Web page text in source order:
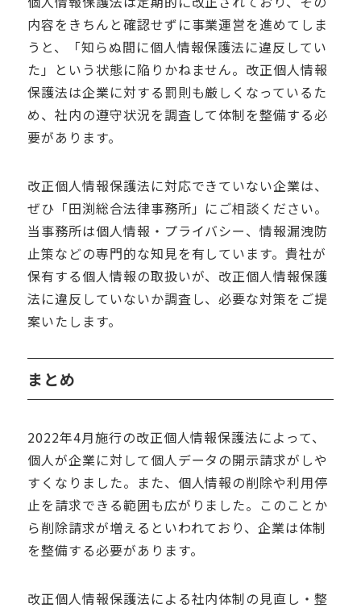
内容をきちんと確認せずに事業運営を進めてしま
うと、「知らぬ間に個人情報保護法に違反してい
た」という状態に陥りかねません。改正個人情報
保護法は企業に対する罰則も厳しくなっているた
め、社内の遵守状況を調査して体制を整備する必
要があります。
改正個人情報保護法に対応できていない企業は、
ぜひ「田渕総合法律事務所」にご相談ください。
当事務所は個人情報・プライバシー、情報漏洩防
止策などの専門的な知見を有しています。貴社が
保有する個人情報の取扱いが、改正個人情報保護
法に違反していないか調査し、必要な対策をご提
案いたします。
まとめ
2022年4月施行の改正個人情報保護法によって、
個人が企業に対して個人データの開示請求がしや
すくなりました。また、個人情報の削除や利用停
止を請求できる範囲も広がりました。このことか
ら削除請求が増えるといわれており、企業は体制
を整備する必要があります。
改正個人情報保護法による社内体制の見直し・整